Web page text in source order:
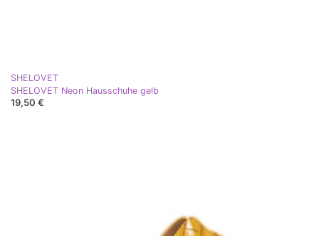
SHELOVET
SHELOVET Neon Hausschuhe gelb
19,50 €